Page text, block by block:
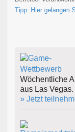
Tipp: Hier gelangen
Wöchentliche
aus Las Vegas.
» Jetzt